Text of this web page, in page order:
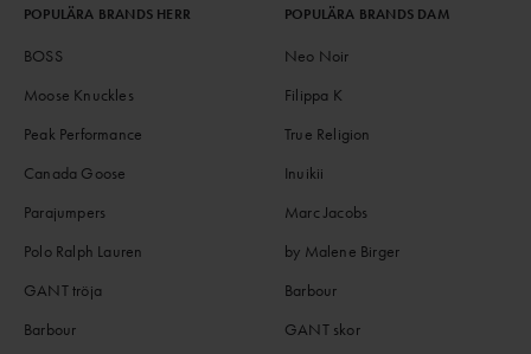
POPULÄRA BRANDS HERR
BOSS
Moose Knuckles
Peak Performance
Canada Goose
Parajumpers
Polo Ralph Lauren
GANT tröja
Barbour
POPULÄRA BRANDS DAM
Neo Noir
Filippa K
True Religion
Inuikii
Marc Jacobs
by Malene Birger
Barbour
GANT skor